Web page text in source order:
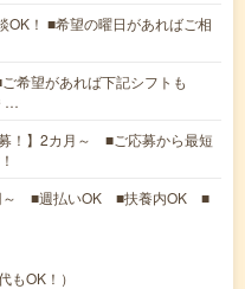
OK！ ■希望の曜日があればご相
希望があれば下記シフトも
…
！】2カ月～ ■ご応募から最短
～ ■週払いOK ■扶養内OK ■
もOK！）